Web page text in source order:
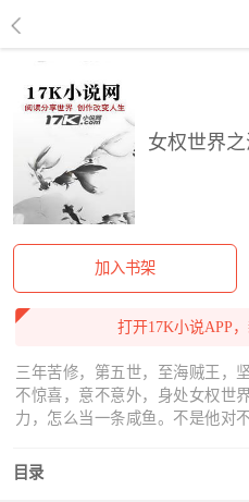
女权世界
加入书架
打开17K小说APP
三年苦修，第五世，至海贼王，
不惊喜，意不意外，身处女权世
力，怎么当一条咸鱼。不是他对
目录